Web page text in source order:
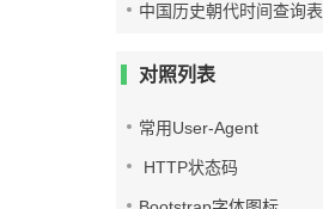
中国历史朝代时间查询表
对照列表
常用User-Agent
HTTP状态码